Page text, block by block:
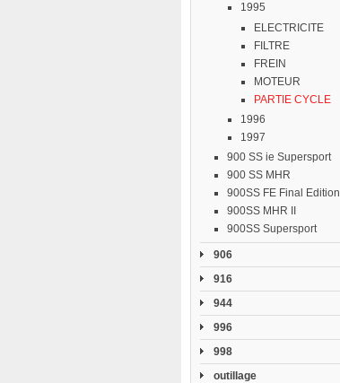
1995
ELECTRICITE
FILTRE
FREIN
MOTEUR
PARTIE CYCLE
1996
1997
900 SS ie Supersport
900 SS MHR
900SS FE Final Edition
900SS MHR II
900SS Supersport
906
916
944
996
998
outillage